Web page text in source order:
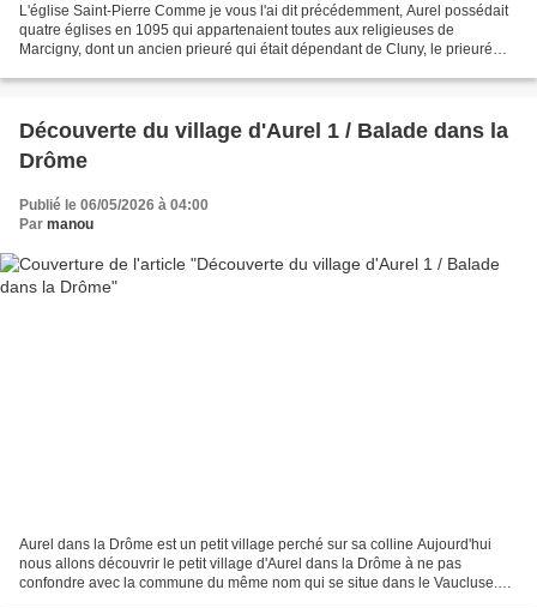
L'église Saint-Pierre Comme je vous l'ai dit précédemment, Aurel possédait
quatre églises en 1095 qui appartenaient toutes aux religieuses de
Marcigny, dont un ancien prieuré qui était dépendant de Cluny, le prieuré
Découverte du village d'Aurel 1 / Balade dans la
Drôme
Publié le 06/05/2026 à 04:00
Par manou
Aurel dans la Drôme est un petit village perché sur sa colline Aujourd'hui
nous allons découvrir le petit village d'Aurel dans la Drôme à ne pas
confondre avec la commune du même nom qui se situe dans le Vaucluse.